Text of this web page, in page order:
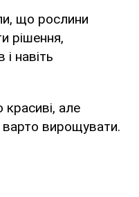
що рослини
рішення,
і навіть
красиві, але
варто вирощувати.